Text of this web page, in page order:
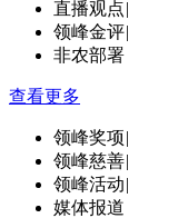
直播观点|
领峰金评|
非农部署
查看更多
领峰奖项|
领峰慈善|
领峰活动|
媒体报道